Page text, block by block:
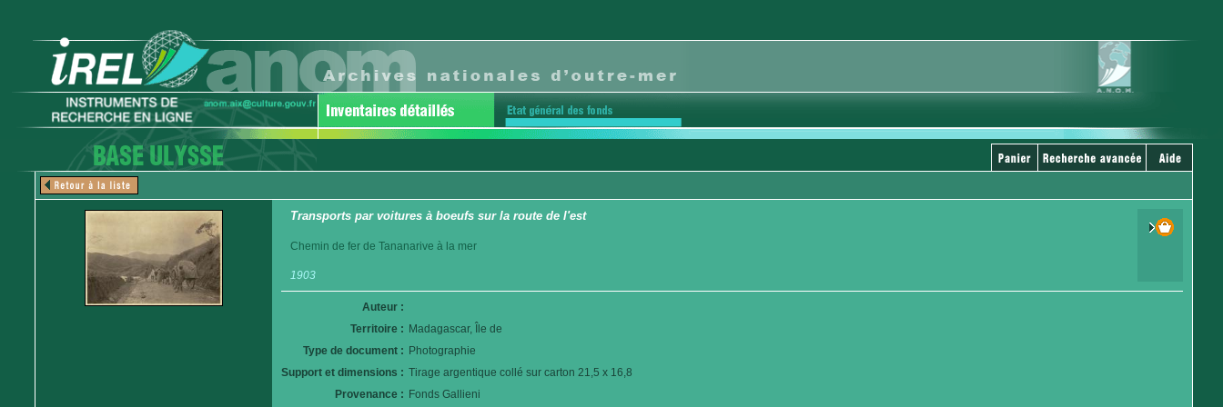
Transports par voitures à boeufs sur la route de l'est
Chemin de fer de Tananarive à la mer
1903
Auteur :
Territoire : Madagascar, Île de
Type de document : Photographie
Support et dimensions : Tirage argentique collé sur carton 21,5 x 16,8
Provenance : Fonds Gallieni